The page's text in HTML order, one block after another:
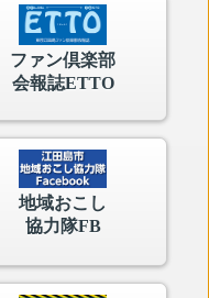
ファン倶楽部
会報誌ETTO
地域おこし
協力隊FB